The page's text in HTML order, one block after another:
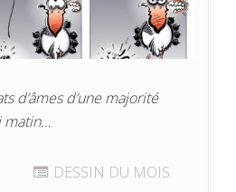
d’âmes d’une majorité
matin…
DESSIN DU MOIS